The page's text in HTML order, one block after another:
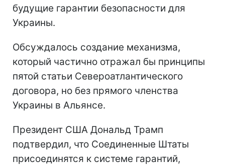
будущие гарантии безопасности для
Украины.
Обсуждалось создание механизма,
который частично отражал бы принципы
пятой статьи Североатлантического
договора, но без прямого членства
Украины в Альянсе.
Президент США Дональд Трамп
подтвердил, что Соединенные Штаты
присоединятся к системе гарантий,